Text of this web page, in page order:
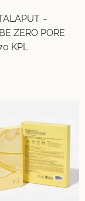
–
ZERO PORE
KPL